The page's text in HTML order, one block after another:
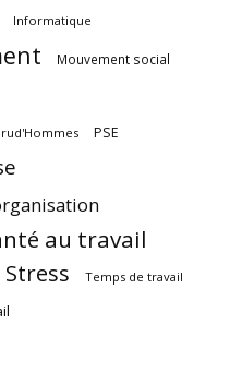
Informatique
Mouvement social
PSE
au travail
Stress Temps de travail